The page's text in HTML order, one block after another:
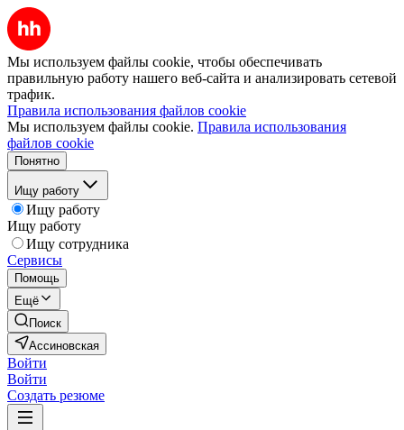
Мы используем файлы cookie, чтобы обеспечивать
правильную работу нашего веб-сайта и анализировать сетевой
трафик.
Правила использования файлов cookie
Мы используем файлы cookie. Правила использования
файлов cookie
Понятно
Ищу работу
Ищу работу
Ищу работу
Ищу сотрудника
Сервисы
Помощь
Ещё
Поиск
Ассиновская
Войти
Войти
Создать резюме